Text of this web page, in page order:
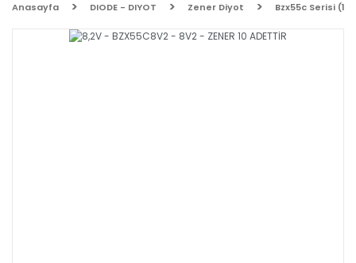
Anasayfa DIODE - DIYOT Zener Diyot Bzx55c Serisi